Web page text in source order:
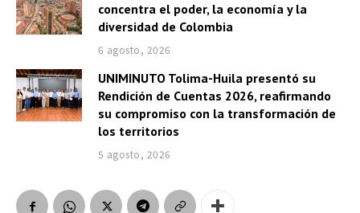
concentra el poder, la economía y la
diversidad de Colombia
6 agosto, 2026
UNIMINUTO Tolima-Huila presentó su
Rendición de Cuentas 2026, reafirmando
su compromiso con la transformación de
los territorios
5 agosto, 2026